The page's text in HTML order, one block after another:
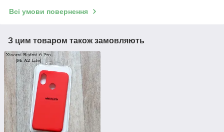
Всі умови повернення
З цим товаром також замовляють